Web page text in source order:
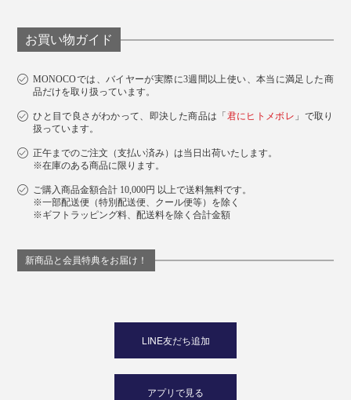
お買い物ガイド
MONOCOでは、バイヤーが実際に3週間以上使い、本当に満足した商
品だけを取り扱っています。
ひと目で良さがわかって、即決した商品は「君にヒトメボレ 」で取り
扱っています。
正午までのご注文（支払い済み）は当日出荷いたします。
※在庫のある商品に限ります。
ご購入商品金額合計 10,000円 以上で送料無料です。
※一部配送便（特別配送便、クール便等）を除く
※ギフトラッピング料、配送料を除く合計金額
新商品と会員特典をお届け！
LINE友だち追加
アプリで見る